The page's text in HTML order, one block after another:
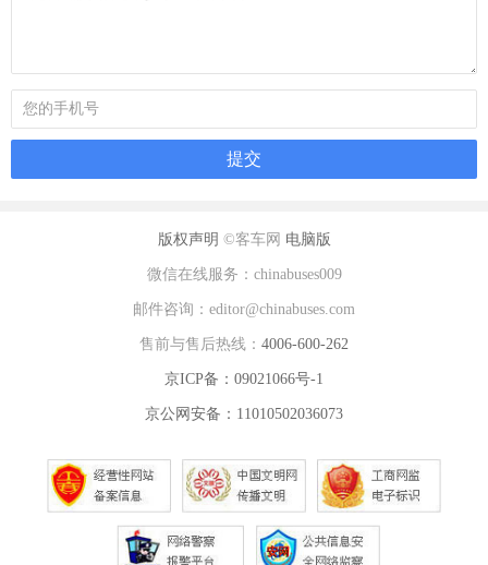
版权声明 ©客车网 电脑版
微信在线服务：chinabuses009
邮件咨询：editor@chinabuses.com
售前与售后热线： 4006-600-262
京ICP备：09021066号-1
京公网安备：11010502036073